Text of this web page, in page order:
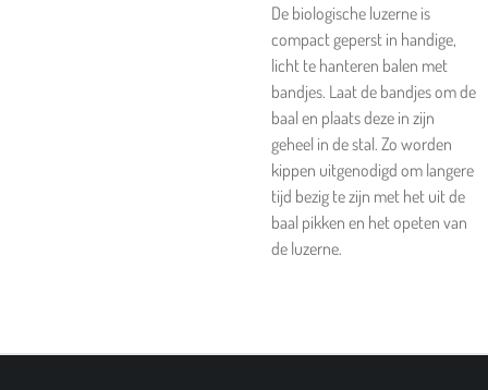
De biologische luzerne is
compact geperst in handige,
licht te hanteren balen met
bandjes. Laat de bandjes om de
baal en plaats deze in zijn
geheel in de stal. Zo worden
kippen uitgenodigd om langere
tijd bezig te zijn met het uit de
baal pikken en het opeten van
de luzerne.